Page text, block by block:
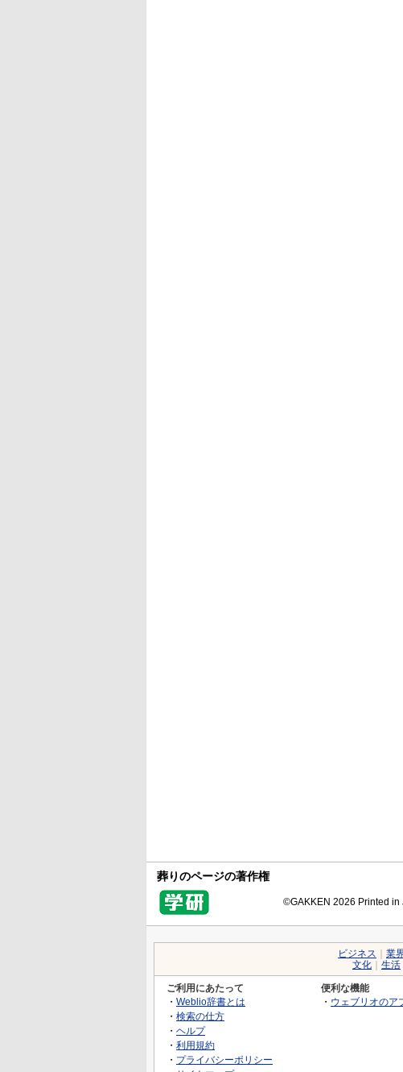
葬りのページの著作権
©GAKKEN 2026 Printed in
ビジネス 業
文化
生活
ご利用にあたって
・ Weblio辞書とは
・ 検索の仕方
・ ヘルプ
・ 利用規約
・ プライバシーポリシー
便利な機能
・ ウェブリオのア